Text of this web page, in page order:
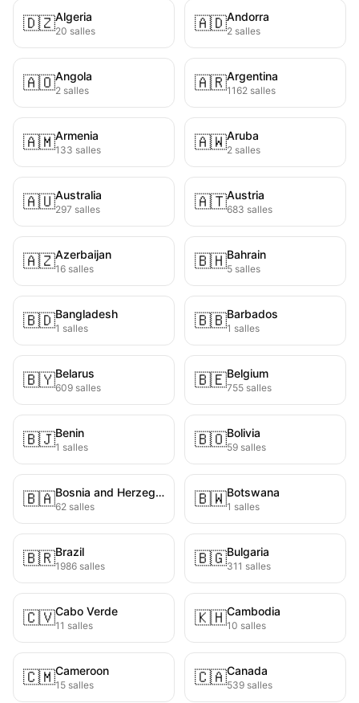
🇩🇿Algeria
20 salles 🇦🇩Andorra
2 salles
🇦🇴Angola
2 salles 🇦🇷Argentina
1162 salles
🇦🇲Armenia
133 salles 🇦🇼Aruba
2 salles
🇦🇺Australia
297 salles 🇦🇹Austria
683 salles
🇦🇿Azerbaijan
16 salles 🇧🇭Bahrain
5 salles
🇧🇩Bangladesh
1 salles 🇧🇧Barbados
1 salles
🇧🇾Belarus
609 salles 🇧🇪Belgium
755 salles
🇧🇯Benin
1 salles 🇧🇴Bolivia
59 salles
🇧🇦 Bosnia and Herzegovina
62 salles 🇧🇼Botswana
1 salles
🇧🇷Brazil
1986 salles 🇧🇬Bulgaria
311 salles
🇨🇻Cabo Verde
11 salles 🇰🇭Cambodia
10 salles
🇨🇲Cameroon
15 salles 🇨🇦Canada
539 salles